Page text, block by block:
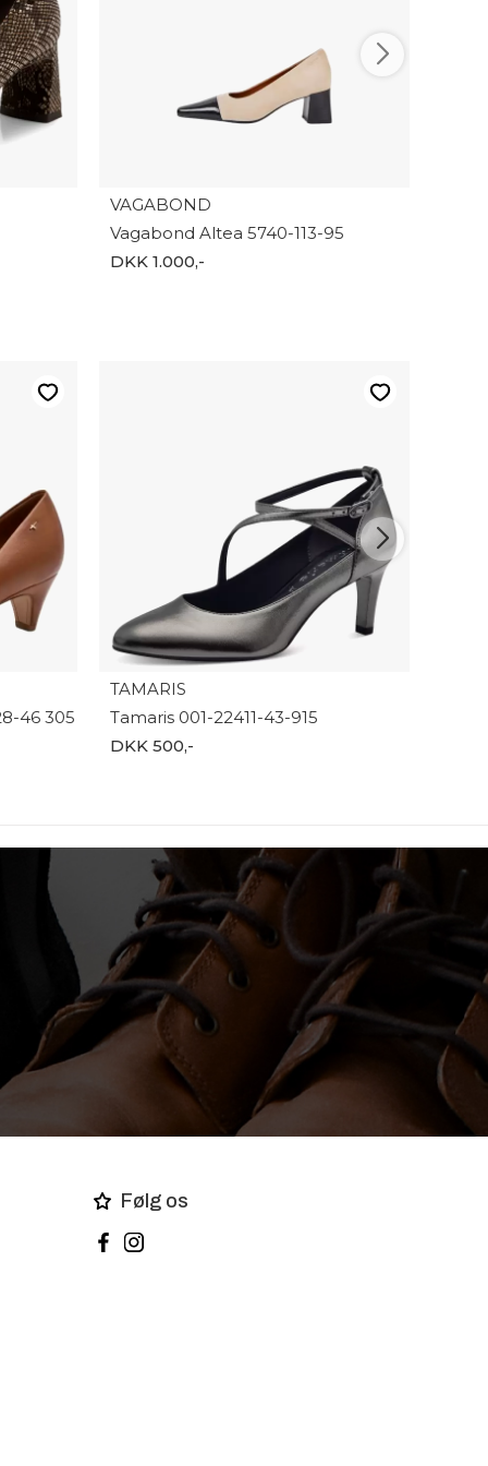
VAGABOND
Vagabond Altea 5740-113-95
DKK 1.000,-
46 305
TAMARIS
Tamaris 001-22411-43-915
DKK 500,-
Følg os